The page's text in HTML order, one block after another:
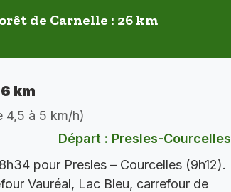
de Carnelle : 26 km
km
4,5 à 5 km/h)
Départ : Presles-Courcelles
pour Presles – Courcelles (9h12).
Vauréal, Lac Bleu, carrefour de